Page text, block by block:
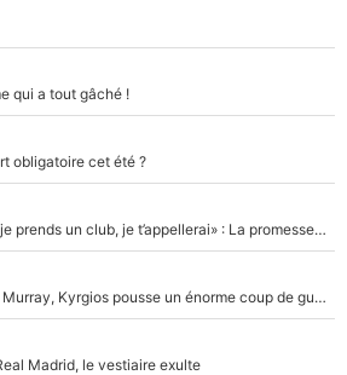
qui a tout gâché !
obligatoire cet été ?
Mercato - OM - «Dès que je prends un club, je t’appellerai» : La promesse de Marcelino au moment de claquer la porte
Victime de racisme contre Murray, Kyrgios pousse un énorme coup de gueule !
Madrid, le vestiaire exulte